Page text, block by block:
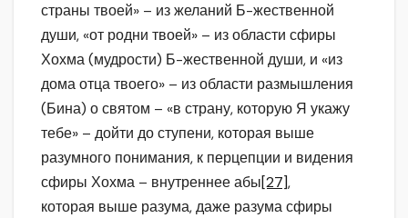
страны твоей» – из желаний Б-жественной
души, «от родни твоей» – из области сфиры
Хохма (мудрости) Б-жественной души, и «из
дома отца твоего» – из области размышления
(Бина) о святом – «в страну, которую Я укажу
тебе» – дойти до ступени, которая выше
разумного понимания, к перцепции и видения
сфиры Хохма – внутреннее абы[27],
которая выше разума, даже разума сфиры